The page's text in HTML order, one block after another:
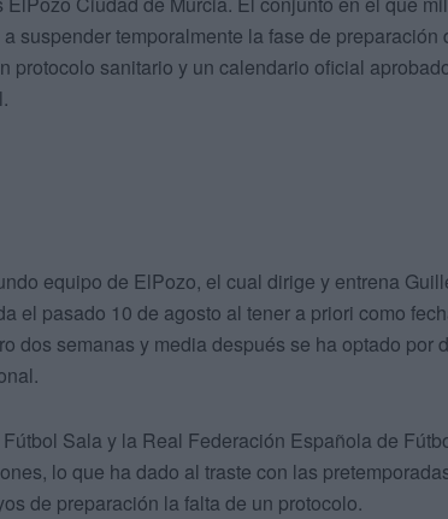
suspender temporalmente la fase de preparación
protocolo sanitario y un calendario oficial
equipo de ElPozo, el cual dirige y entrena
el pasado 10 de agosto al tener a priori como
dos semanas y media después se ha optado por
Sala y la Real Federación Española de
lo que ha dado al traste con las
de preparación la falta de un protocolo.